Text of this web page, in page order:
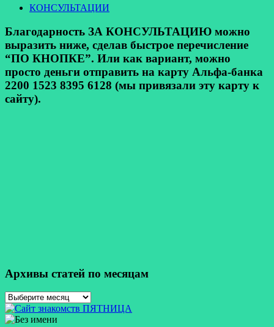
КОНСУЛЬТАЦИИ
Благодарность ЗА КОНСУЛЬТАЦИЮ можно
выразить ниже, сделав быстрое перечисление
“ПО КНОПКЕ”. Или как вариант, можно
просто деньги отправить на карту Альфа-банка
2200 1523 8395 6128 (мы привязали эту карту к
сайту).
Архивы статей по месяцам
Архивы
статей
по